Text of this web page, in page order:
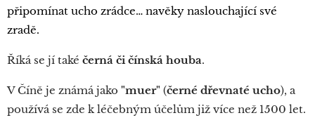
připomínat ucho zrádce… navěky naslouchající své
zradě.
Říká se jí také černá či čínská houba.
V Číně je známá jako "muer" (černé dřevnaté ucho), a
používá se zde k léčebným účelům již více než 1500 let.